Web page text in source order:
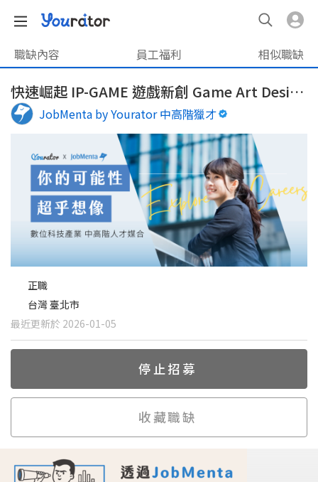
職缺內容 員工福利 相似職缺
快速崛起 IP-GAME 遊戲新創 Game Art Designer
JobMenta by Yourator 中高階獵才
正職
台灣 臺北市
最近更新於 2026-01-05
停止招募
收藏職缺